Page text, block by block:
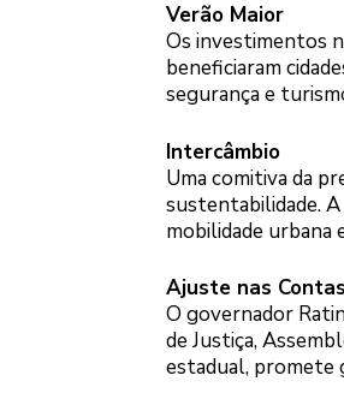
Verão Maior
Os investimentos
beneficiaram
segurança e
Intercâmbio
Uma comitiva da
sustentabilidade.
mobilidade urbana
Ajuste nas Contas
O governador
de Justiça,
estadual, promete